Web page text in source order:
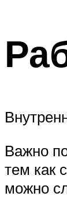
Важно
тем как
можно